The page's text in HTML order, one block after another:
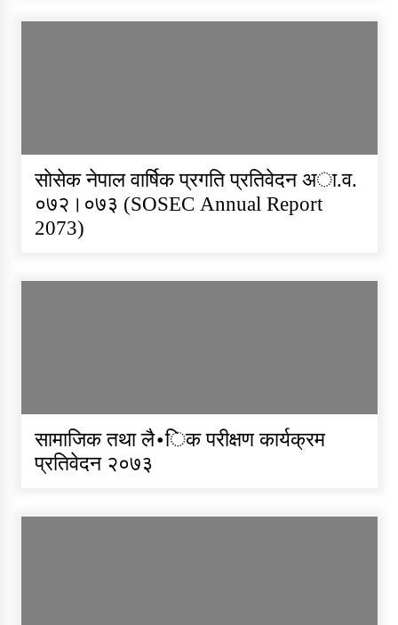
साेसेक नेपाल वार्षिक प्रगति प्रतिवेदन अा.व.
०७२।०७३ (SOSEC Annual Report
2073)
सामाजिक तथा लै∙िक परीक्षण कार्यक्रम
प्रतिवेदन २०७३